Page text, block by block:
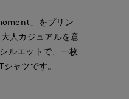
」をプリン
人カジュアルを意
ルエットで、一枚
ャツです。